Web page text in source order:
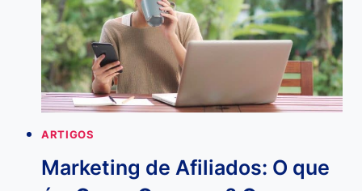
QUE
SERVE,
BENEFÍCIOS
E
POR
ONDE
ARTIGOS
Marketing de Afiliados: O que